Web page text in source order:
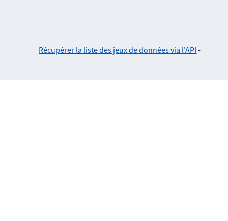
Récupérer la liste des jeux de données via l'API -